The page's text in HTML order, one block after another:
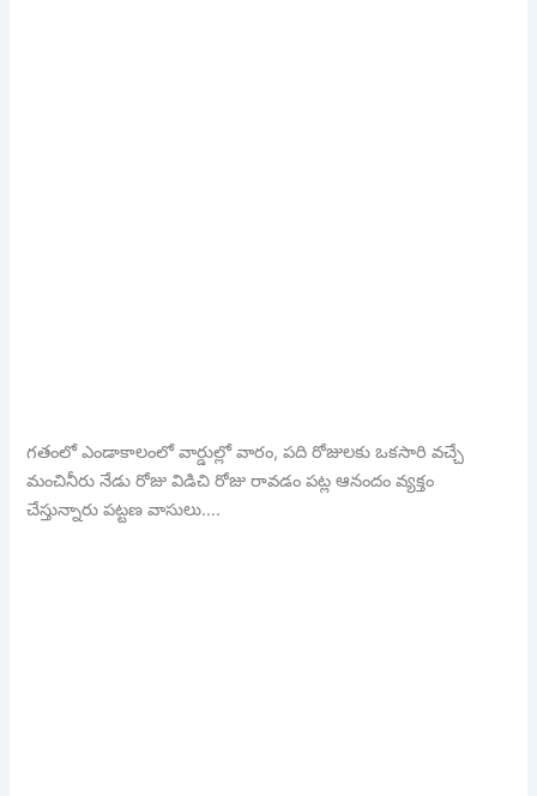
గతంలో ఎండాకాలంలో వార్డుల్లో వారం, పది రోజులకు ఒకసారి వచ్చే
మంచినీరు నేడు రోజు విడిచి రోజు రావడం పట్ల ఆనందం వ్యక్తం
చేస్తున్నారు పట్టణ వాసులు….